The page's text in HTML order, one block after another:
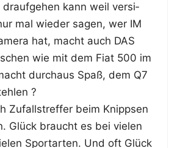
drauf­ge­hen kann weil ver­si­
mal wie­der sagen, wer IM
hat, macht auch DAS
wie mit dem Fiat 500 im
durch­aus Spaß, dem Q7
?
Zufalls­tref­fer beim Knipp­sen
Glück braucht es bei vie­len
Sport­ar­ten. Und oft Glück